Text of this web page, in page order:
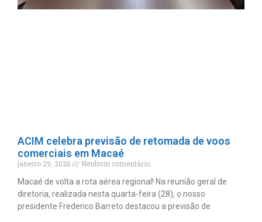
ACIM celebra previsão de retomada de voos
comerciais em Macaé
janeiro 29, 2026
Nenhum comentário
Macaé de volta a rota aérea regional! Na reunião geral de
diretoria, realizada nesta quarta-feira (28), o nosso
presidente Frederico Barreto destacou a previsão de